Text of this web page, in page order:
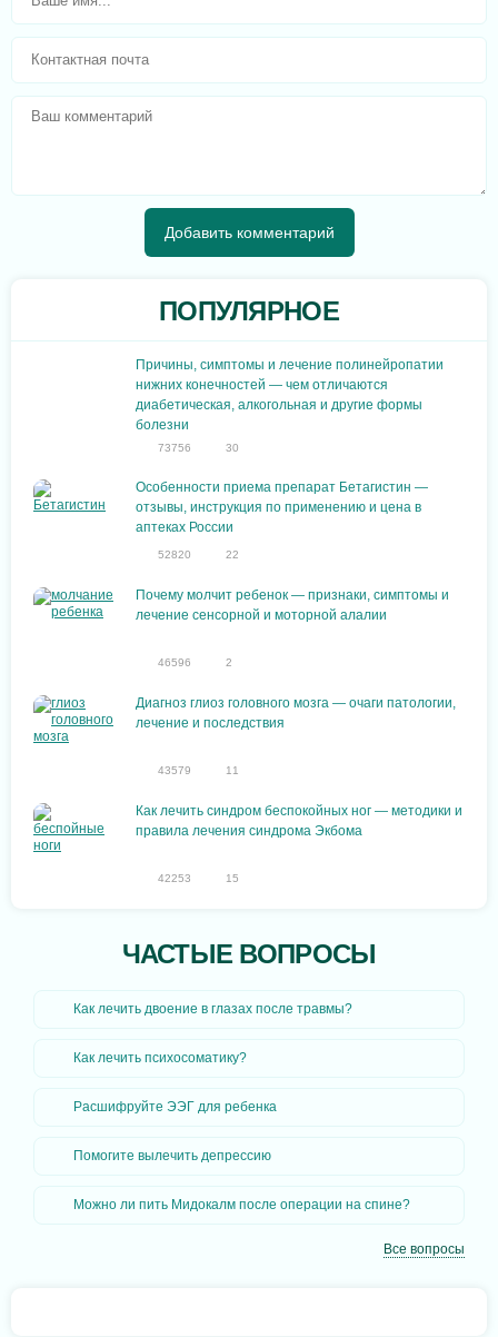
ПОПУЛЯРНОЕ
Причины, симптомы и лечение полинейропатии
нижних конечностей — чем отличаются
диабетическая, алкогольная и другие формы
болезни
73756 30
Особенности приема препарат Бетагистин —
отзывы, инструкция по применению и цена в
аптеках России
52820 22
Почему молчит ребенок — признаки, симптомы и
лечение сенсорной и моторной алалии
46596 2
Диагноз глиоз головного мозга — очаги патологии,
лечение и последствия
43579 11
Как лечить синдром беспокойных ног — методики и
правила лечения синдрома Экбома
42253 15
ЧАСТЫЕ ВОПРОСЫ
Как лечить двоение в глазах после травмы?
Как лечить психосоматику?
Расшифруйте ЭЭГ для ребенка
Помогите вылечить депрессию
Можно ли пить Мидокалм после операции на спине?
Все вопросы